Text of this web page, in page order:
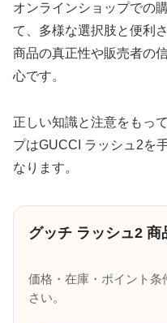
オンラインショップでの
て、多様な選択肢と便利
商品の真正性や販売者の
心です。
正しい知識と注意をもっ
プはGUCCI ラッシュ2を
なります。
グッチ ラッシュ2
価格・在庫・ポイント
さい。